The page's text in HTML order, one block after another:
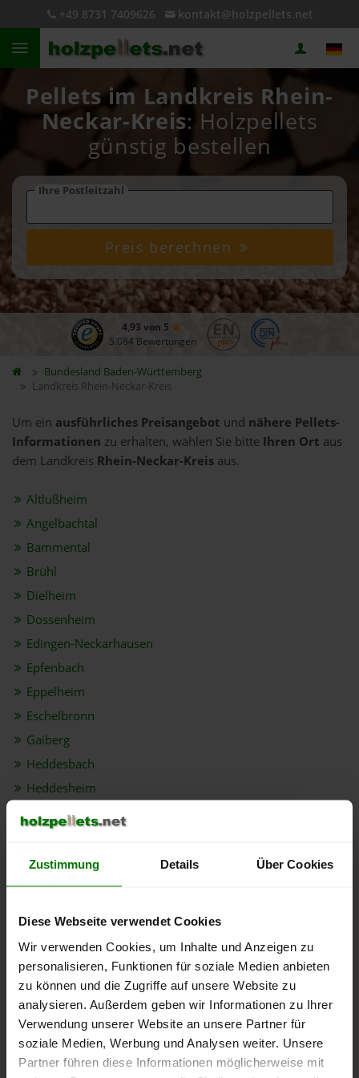
Zustimmung Details Über Cookies
Diese Webseite verwendet Cookies
Wir verwenden Cookies, um Inhalte und Anzeigen zu
personalisieren, Funktionen für soziale Medien anbieten
zu können und die Zugriffe auf unsere Website zu
analysieren. Außerdem geben wir Informationen zu Ihrer
Verwendung unserer Website an unsere Partner für
soziale Medien, Werbung und Analysen weiter. Unsere
Partner führen diese Informationen möglicherweise mit
+49 8731 7409626 kontakt@holzpellets.net
Pellets im Landkreis Rhein-
Neckar-Kreis: Holzpellets
günstig bestellen
Ihre Postleitzahl
Preis berechnen
4,93 von 5
5.084 Bewertungen
Bundesland Baden-Württemberg
Landkreis Rhein-Neckar-Kreis
Um ein ausführliches Preisangebot und nähere Pellets-
Informationen zu erhalten, wählen Sie bitte Ihren Ort aus
dem Landkreis Rhein-Neckar-Kreis aus.
Altlußheim
Angelbachtal
Bammental
Brühl
Dielheim
Dossenheim
Edingen-Neckarhausen
Epfenbach
Eppelheim
Eschelbronn
Gaiberg
Heddesbach
Heddesheim
Heiligkreuzsteinach
Hemsbach
Hirschberg an der Bergstraße
Ilvesheim
Ketsch
Ladenburg
Laudenbach
Leimen